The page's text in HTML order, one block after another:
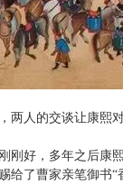
人的交谈让康熙
好，多年之后康
了曹家亲笔御书“